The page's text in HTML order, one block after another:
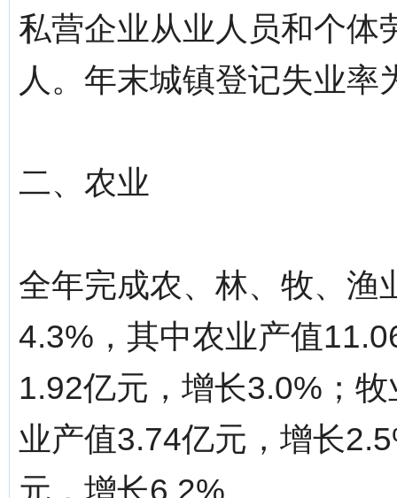
私营企业从业人员和个体
人。年末城镇登记失业率
二、农业
全年完成农、林、牧、渔
4.3%，其中农业产值
1.92亿元，增长3.0%；
业产值3.74亿元，增长
元，增长6.2%。